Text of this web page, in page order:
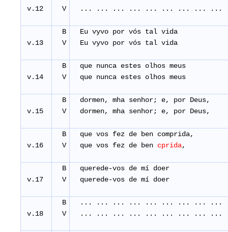
v.12
V
... ... ... ... ... ... ... ... ...
v.13
B
V
Eu vyvo por vós tal vida
Eu vyvo por vós tal vida
v.14
B
V
que nunca estes olhos meus
que nunca estes olhos meus
v.15
B
V
dormen, mha senhor; e, por Deus,
dormen, mha senhor; e, por Deus,
v.16
B
V
que vos fez de ben comprida,
que vos fez de ben cprida,
v.17
B
V
querede-vos de mí doer
querede-vos de mí doer
v.18
B
V
... ... ... ... ... ... ... ... ...
... ... ... ... ... ... ... ... ...